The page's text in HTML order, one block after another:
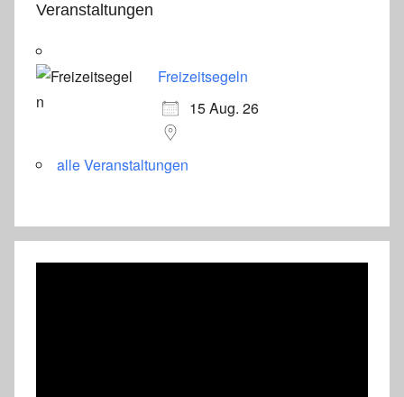
Veranstaltungen
Freizeitsegeln
15 Aug. 26
alle Veranstaltungen